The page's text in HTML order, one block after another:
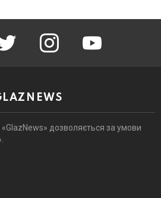
twitter instagram youtube
«GlazNews» дозволяється за умови